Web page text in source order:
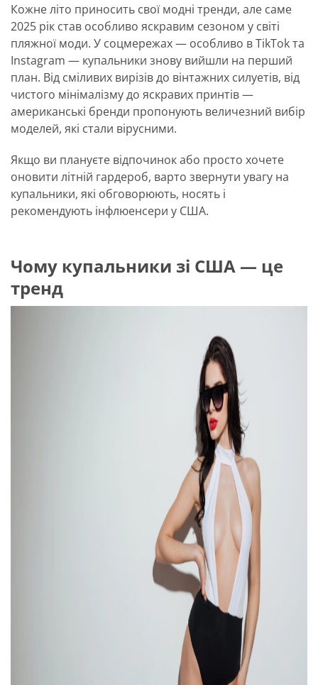
Кожне літо приносить свої модні тренди, але саме
2025 рік став особливо яскравим сезоном у світі
пляжної моди. У соцмережах — особливо в TikTok та
Instagram — купальники знову вийшли на перший
план. Від сміливих вирізів до вінтажних силуетів, від
чистого мінімалізму до яскравих принтів —
американські бренди пропонують величезний вибір
моделей, які стали вірусними.
Якщо ви плануєте відпочинок або просто хочете
оновити літній гардероб, варто звернути увагу на
купальники, які обговорюють, носять і
рекомендують інфлюенсери у США.
Чому купальники зі США — це
тренд